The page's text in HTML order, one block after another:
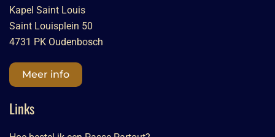
Kapel Saint Louis
Saint Louisplein 50
4731 PK Oudenbosch
Meer info
Links